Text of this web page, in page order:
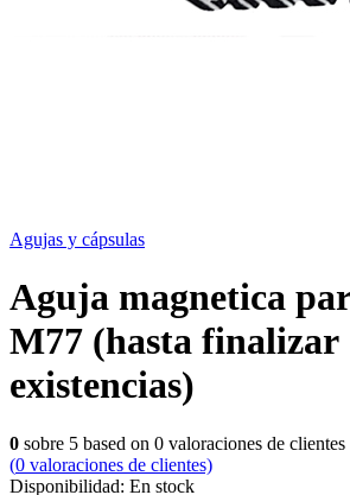
Agujas y cápsulas
Aguja magnetica
M77 (hasta finalizar
existencias)
0 sobre 5 based on 0 valoraciones de clientes
(0 valoraciones de clientes)
Disponibilidad: En stock